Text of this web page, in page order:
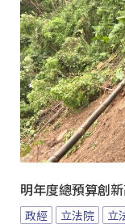
明年度總預算創
政經 立法院 立